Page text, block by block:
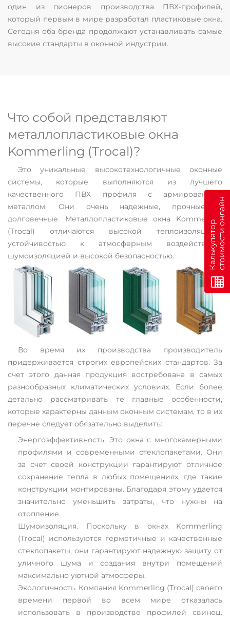
один из пионеров производства ПВХ-профилей,
который первым в мире разработал пластиковые окна.
Сегодня оба бренда продолжают устанавливать самые
высокие стандарты в оконной индустрии.
Что собой представляют
металлопластиковые окна
Kommerling (Trocal)?
Это уникальные высокотехнологичные оконные
системы, которые выполняются из лучшего
качественного ПВХ профиля с армированным
металлом. Они очень надежные, прочные и
долговечные. Металлопластиковые окна Kommerling
(Trocal) отличаются высокой теплоизоляцией,
устойчивостью к атмосферным воздействиям,
шумоизоляцией и высокой безопасностью.
Во время их производства производитель
придерживается строгих европейских стандартов. За
счет этого данная продукция востребована в самых
разнообразных климатических условиях. Если более
детально рассматривать те главные особенности,
которые характерны данным оконным системам, то в их
перечне следует обязательно выделить:
Энергоэффективность. Это окна с многокамерными
профилями и современными стеклопакетами. Они
за счет своей конструкции гарантируют отличное
сохранение тепла в любых помещениях, где такие
конструкции монтированы. Благодаря этому удается
значительно уменьшить затраты, что нужны на
отопление.
Шумоизоляция. Поскольку в окнах Kommerling
(Trocal) используются герметичные и качественные
стеклопакеты, они гарантируют надежную защиту от
уличного шума и создания внутри помещений
максимально уютной атмосферы.
Экологичность. Компания Kommerling (Trocal) своего
времени первой во всем мире отказалась
использовать в производстве профилей свинец.
К
а
л
ь
к
у
л
я
т
о
р
с
т
о
и
м
о
с
т
и
о
н
л
а
йн